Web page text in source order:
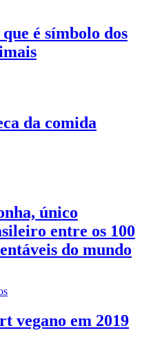
é símbolo dos
da comida
único
entre os 100
do mundo
vegano em 2019